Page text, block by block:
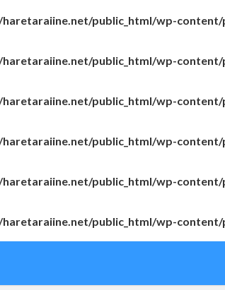
haretaraiine.net/public_html/wp-
haretaraiine.net/public_html/wp-
haretaraiine.net/public_html/wp-
haretaraiine.net/public_html/wp-
haretaraiine.net/public_html/wp-
haretaraiine.net/public_html/wp-